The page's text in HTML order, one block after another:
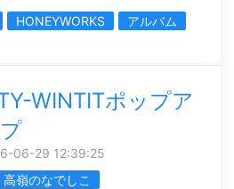
HONEYWORKS
アルバム
WINTITポップア
06-29 12:39:25
高嶺のなでしこ